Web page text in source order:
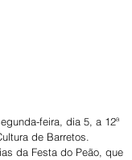
feira, dia 5, a 12ª
de Barretos.
da Festa do Peão, que